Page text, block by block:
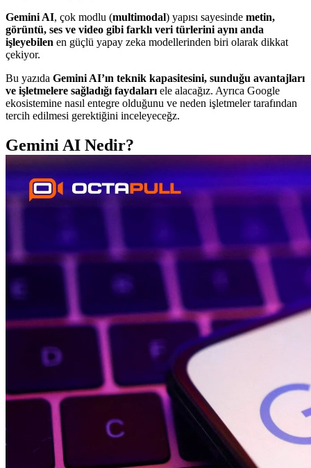
Gemini AI, çok modlu (multimodal) yapısı sayesinde metin,
görüntü, ses ve video gibi farklı veri türlerini aynı anda
işleyebilen en güçlü yapay zeka modellerinden biri olarak dikkat
çekiyor.
Bu yazıda Gemini AI’ın teknik kapasitesini, sunduğu avantajları
ve işletmelere sağladığı faydaları ele alacağız. Ayrıca Google
ekosistemine nasıl entegre olduğunu ve neden işletmeler tarafından
tercih edilmesi gerektiğini inceleyeceğz.
Gemini AI Nedir?